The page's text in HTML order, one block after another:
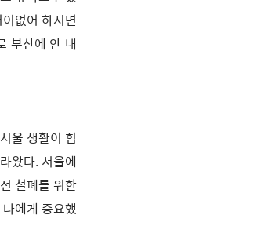
없어 하시면
부산에 안 내
울 생활이 힘
왔다. 서울에
철폐를 위한
에게 중요했